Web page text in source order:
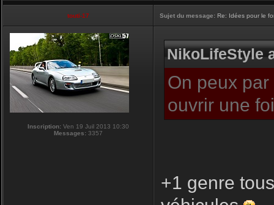
touti-17 Sujet du message: Re: Idées pour le
Inscription: Ven 19 Juil 2013 10:30
Messages: 3357
NikoLifeStyle
On peux
ouvrir une
+1 genre